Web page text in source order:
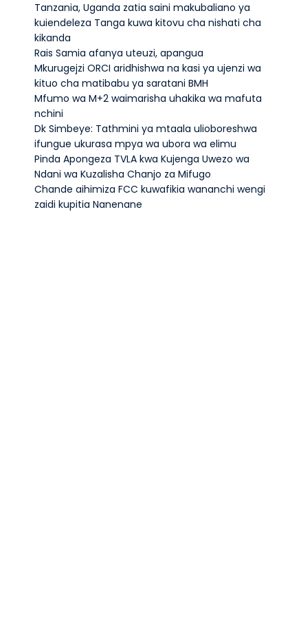
Tanzania, Uganda zatia saini makubaliano ya
kuiendeleza Tanga kuwa kitovu cha nishati cha
kikanda
Rais Samia afanya uteuzi, apangua
Mkurugejzi ORCI aridhishwa na kasi ya ujenzi wa
kituo cha matibabu ya saratani BMH
Mfumo wa M+2 waimarisha uhakika wa mafuta
nchini
Dk Simbeye: Tathmini ya mtaala ulioboreshwa
ifungue ukurasa mpya wa ubora wa elimu
Pinda Apongeza TVLA kwa Kujenga Uwezo wa
Ndani wa Kuzalisha Chanjo za Mifugo
Chande aihimiza FCC kuwafikia wananchi wengi
zaidi kupitia Nanenane